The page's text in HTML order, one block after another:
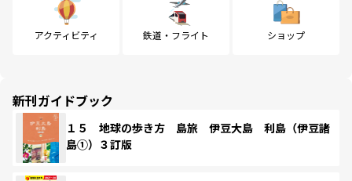
アクティビティ 鉄道・フライト ショップ
新刊ガイドブック
１５ 地球の歩き方 島旅 伊豆大島 利島（伊豆諸
島①）３訂版